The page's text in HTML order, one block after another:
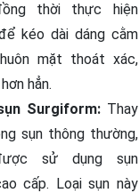
thời thực hiện
kéo dài dáng cằm
mặt thoát xác,
hẳn.
Surgiform:Thay
sụn thông thường,
sử dụng sụn
cấp. Loại sụn này